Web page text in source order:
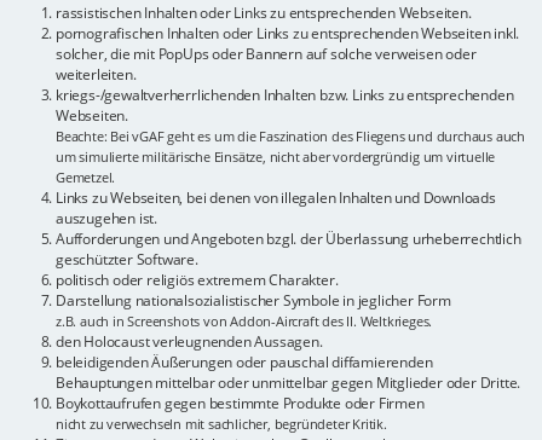
rassistischen Inhalten oder Links zu entsprechenden Webseiten.
pornografischen Inhalten oder Links zu entsprechenden Webseiten inkl.
solcher, die mit PopUps oder Bannern auf solche verweisen oder
weiterleiten.
kriegs-/gewaltverherrlichenden Inhalten bzw. Links zu entsprechenden
Webseiten.
Beachte: Bei vGAF geht es um die Faszination des Fliegens und durchaus auch
um simulierte militärische Einsätze, nicht aber vordergründig um virtuelle
Gemetzel.
Links zu Webseiten, bei denen von illegalen Inhalten und Downloads
auszugehen ist.
Aufforderungen und Angeboten bzgl. der Überlassung urheberrechtlich
geschützter Software.
politisch oder religiös extremem Charakter.
Darstellung nationalsozialistischer Symbole in jeglicher Form
z.B. auch in Screenshots von Addon-Aircraft des II. Weltkrieges.
den Holocaust verleugnenden Aussagen.
beleidigenden Äußerungen oder pauschal diffamierenden
Behauptungen mittelbar oder unmittelbar gegen Mitglieder oder Dritte.
Boykottaufrufen gegen bestimmte Produkte oder Firmen
nicht zu verwechseln mit sachlicher, begründeter Kritik.